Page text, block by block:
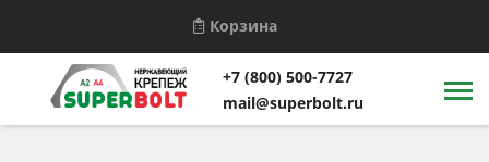
Корзина
+7 (800) 500-7727
mail@superbolt.ru